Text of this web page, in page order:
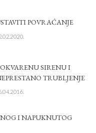
POVRAĆANJE
SIRENU I
TRUBLJENJE
I NAPUKNUTOG